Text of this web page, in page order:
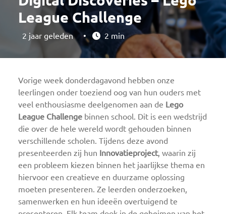
League Challenge
2 jaar geleden • 2 min
Vorige week donderdagavond hebben onze
leerlingen onder toeziend oog van hun ouders met
veel enthousiasme deelgenomen aan de Lego
League Challenge binnen school. Dit is een wedstrijd
die over de hele wereld wordt gehouden binnen
verschillende scholen. Tijdens deze avond
presenteerden zij hun Innovatieproject, waarin zij
een probleem kiezen binnen het jaarlijkse thema en
hiervoor een creatieve en duurzame oplossing
moeten presenteren. Ze leerden onderzoeken,
samenwerken en hun ideeën overtuigend te